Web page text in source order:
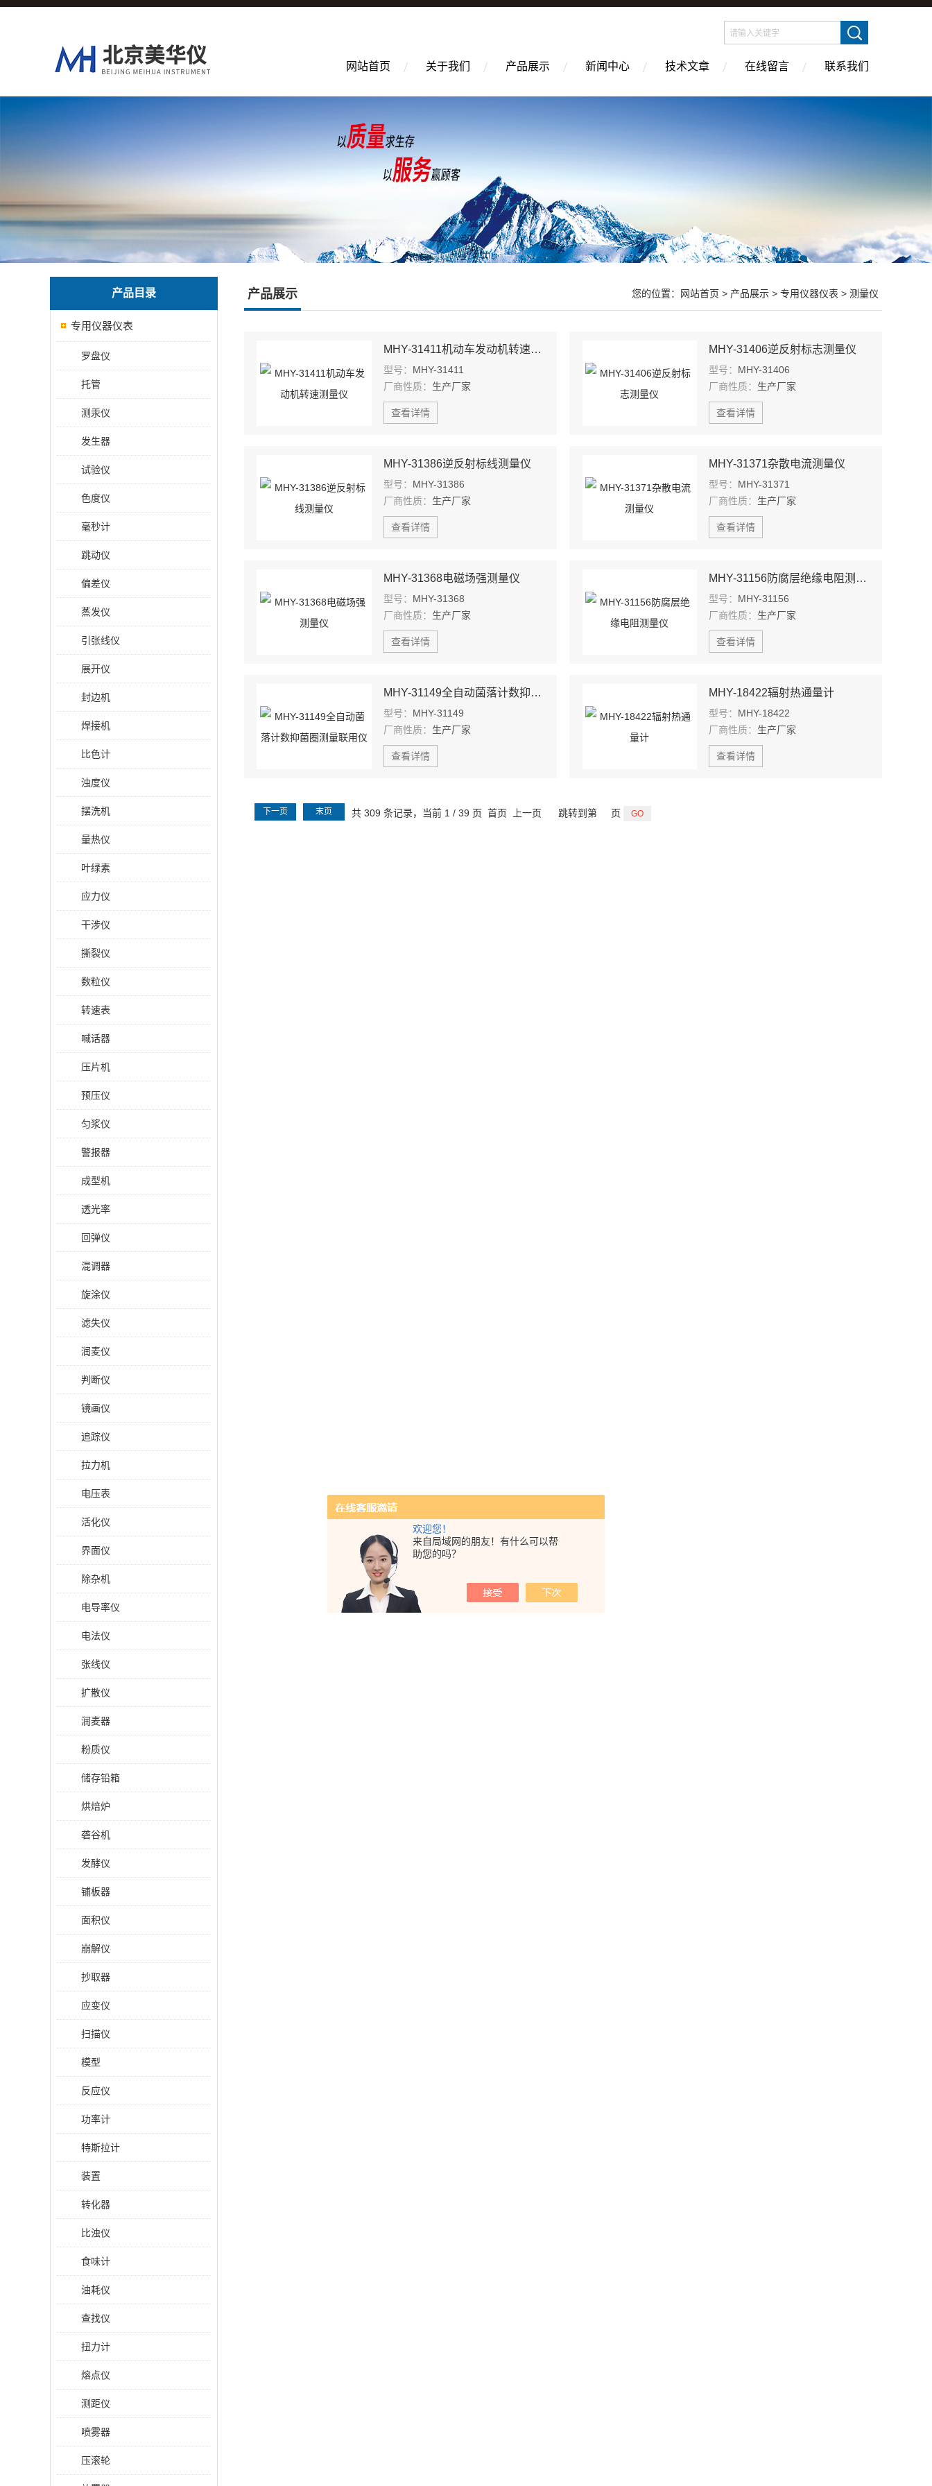
欢迎您！
来自局域网的朋友！有什么可以帮
助您的吗？
网站首页 关于我们 产品展示 新闻中心 技术文章 在线留言 联系我们
产品目录
专用仪器仪表
罗盘仪
托管
测汞仪
发生器
试验仪
色度仪
毫秒计
跳动仪
偏差仪
蒸发仪
引张线仪
展开仪
封边机
焊接机
比色计
浊度仪
摆洗机
量热仪
叶绿素
应力仪
干涉仪
撕裂仪
数粒仪
转速表
喊话器
压片机
预压仪
匀浆仪
警报器
成型机
透光率
回弹仪
混调器
旋涂仪
滤失仪
润麦仪
判断仪
镜画仪
追踪仪
拉力机
电压表
活化仪
界面仪
除杂机
电导率仪
电法仪
张线仪
扩散仪
润麦器
粉质仪
储存铅箱
烘焙炉
砻谷机
发酵仪
铺板器
面积仪
崩解仪
抄取器
应变仪
扫描仪
模型
反应仪
功率计
特斯拉计
装置
转化器
比浊仪
食味计
油耗仪
查找仪
扭力计
熔点仪
测距仪
喷雾器
压滚轮
产品展示 您的位置： 网站首页 > 产品展示 > 专用仪器仪表 > 测量仪
MHY-31411机动车发动机转速测量仪
型号： MHY-31411
厂商性质： 生产厂家
查看详情
MHY-31406逆反射标志测量仪
型号： MHY-31406
厂商性质： 生产厂家
查看详情
MHY-31386逆反射标线测量仪
型号： MHY-31386
厂商性质： 生产厂家
查看详情
MHY-31371杂散电流测量仪
型号： MHY-31371
厂商性质： 生产厂家
查看详情
MHY-31368电磁场强测量仪
型号： MHY-31368
厂商性质： 生产厂家
查看详情
MHY-31156防腐层绝缘电阻测量仪
型号： MHY-31156
厂商性质： 生产厂家
查看详情
MHY-31149全自动菌落计数抑菌圈测量联用仪
型号： MHY-31149
厂商性质： 生产厂家
查看详情
MHY-18422辐射热通量计
型号： MHY-18422
厂商性质： 生产厂家
查看详情
共 309 条记录，当前 1 / 39 页 首页 上一页
下一页 末页 跳转到第 页